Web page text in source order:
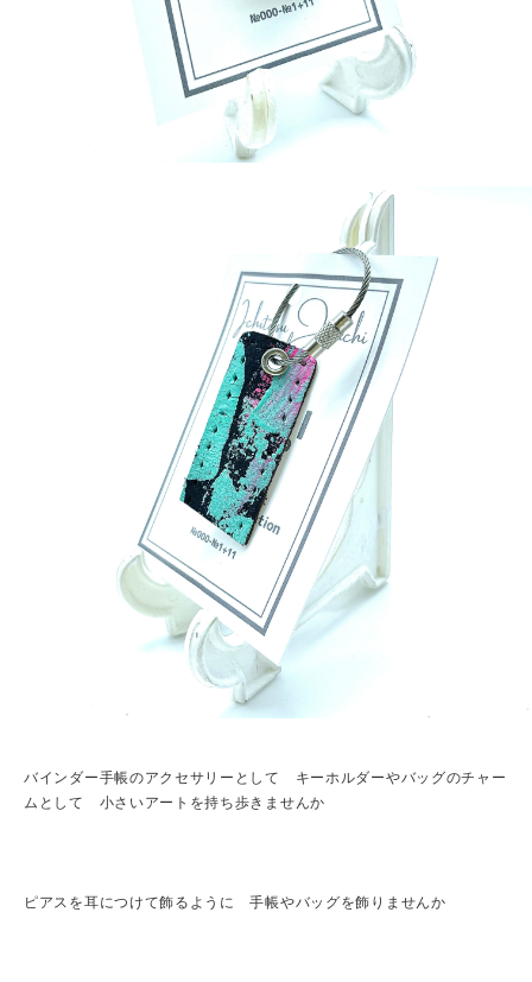
バインダー手帳のアクセサリーとして キーホルダーやバッグのチャー
ムとして 小さいアートを持ち歩きませんか
ピアスを耳につけて飾るように 手帳やバッグを飾りませんか